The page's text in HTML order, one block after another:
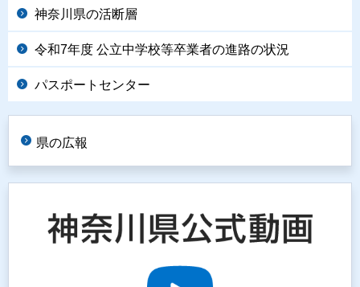
神奈川県の活断層
令和7年度 公立中学校等卒業者の進路の状況
パスポートセンター
県の広報